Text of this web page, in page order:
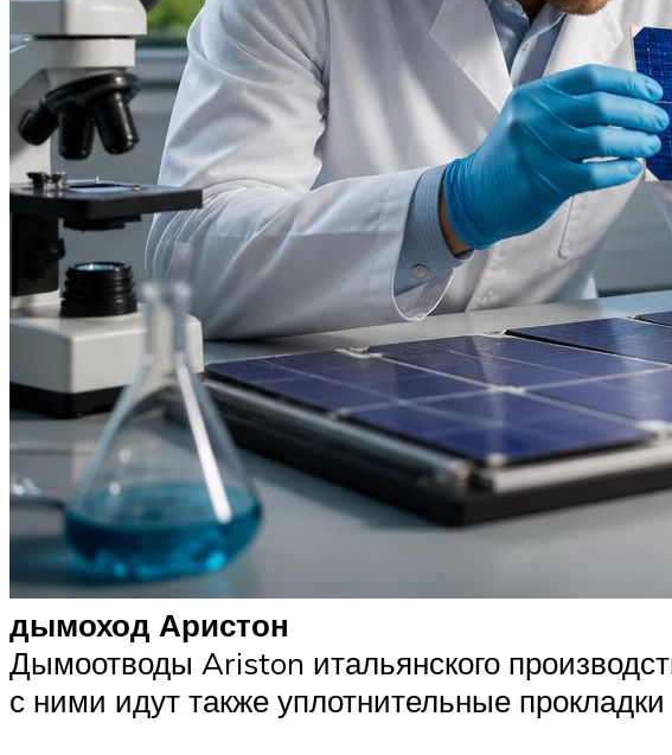
дымоход Аристон
Дымоотводы Ariston итальянского
с ними идут также уплотнительные